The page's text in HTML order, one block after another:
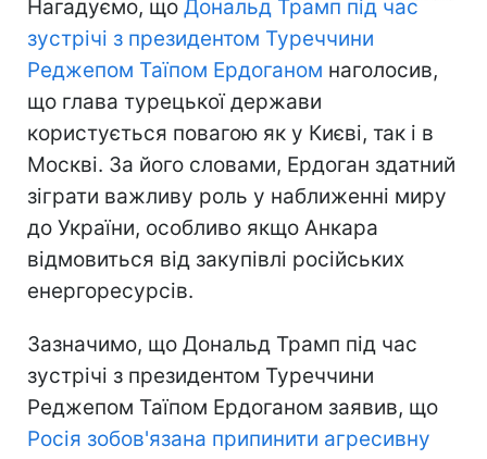
Нагадуємо, що Дональд Трамп під час
зустрічі з президентом Туреччини
Реджепом Таїпом Ердоганом наголосив,
що глава турецької держави
користується повагою як у Києві, так і в
Москві. За його словами, Ердоган здатний
зіграти важливу роль у наближенні миру
до України, особливо якщо Анкара
відмовиться від закупівлі російських
енергоресурсів.
Зазначимо, що Дональд Трамп під час
зустрічі з президентом Туреччини
Реджепом Таїпом Ердоганом заявив, що
Росія зобов'язана припинити агресивну